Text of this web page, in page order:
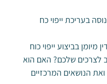
בעריכת ייפוי כח
בביצוע ייפוי כוח
שלכם? האם הוא
הנושאים המרכזיים